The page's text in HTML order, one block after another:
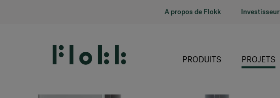
A propos de Flokk Investisseur
PRODUITS PROJETS